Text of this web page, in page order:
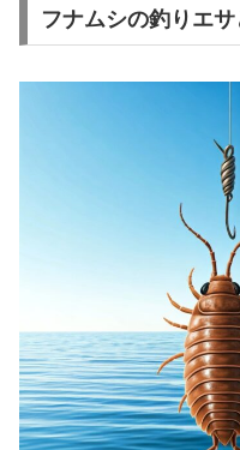
フナムシの釣りエ